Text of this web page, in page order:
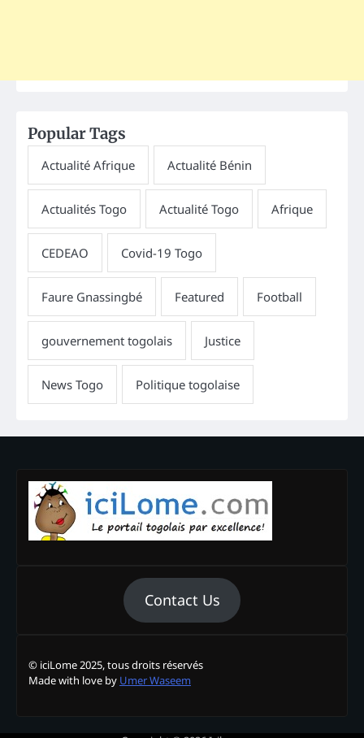
Popular Tags
Contact Us
© iciLome 2025, tous droits réservés
Made with love by Umer Waseem